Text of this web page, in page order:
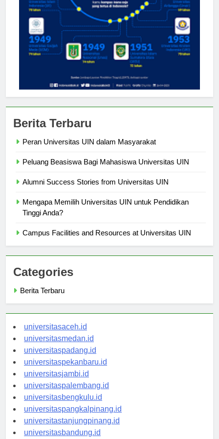
Berita Terbaru
Peran Universitas UIN dalam Masyarakat
Peluang Beasiswa Bagi Mahasiswa Universitas UIN
Alumni Success Stories from Universitas UIN
Mengapa Memilih Universitas UIN untuk Pendidikan
Tinggi Anda?
Campus Facilities and Resources at Universitas UIN
Categories
Berita Terbaru
universitasaceh.id
universitasmedan.id
universitaspadang.id
universitaspekanbaru.id
universitasjambi.id
universitaspalembang.id
universitasbengkulu.id
universitaspangkalpinang.id
universitastanjungpinang.id
universitasbandung.id